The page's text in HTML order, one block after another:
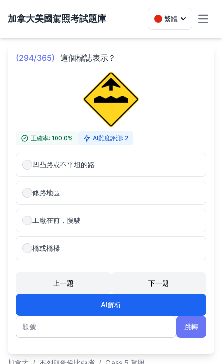
加拿大美國駕照考試題庫 繁體
(294/365) 這個標誌表示？
正確率: 100.0% AI難度評測: 2
凹凸路或不平坦的路
修路地區
工廠在前，慢駛
橋或橋樑
上一題 下一題
AI解析
題號
跳轉
加拿大 / 不列顛哥倫比亞省 / Class 5 駕照